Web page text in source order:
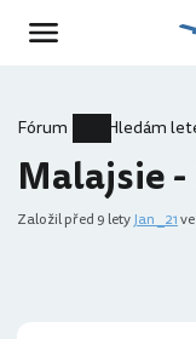
Fórum Hledám
Malajsie
Založilpřed 9 letyJan _21